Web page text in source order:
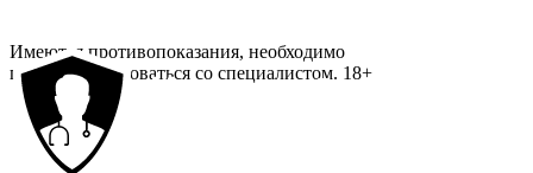
Имеются противопоказания, необходимо
проконсультироваться со специалистом. 18+